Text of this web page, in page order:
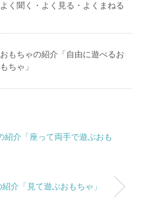
よく聞く・よく見る・よくまねる
おもちゃの紹介「自由に遊べるお
もちゃ」
紹介「座って両手で遊ぶおも
介「見て遊ぶおもちゃ」